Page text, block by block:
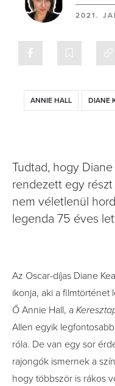
2021.
ANNIE HALL DIANE
Tudtad, hogy
rendezett egy
nem véletlenül
legenda 75 éves
Az Oscar-díjas Diane
ikonja, aki a filmtörténet
Ő Annie Hall, a
Allen egyik
róla. De van egy sor
rajongók ismernek a
hogy többször is rákos